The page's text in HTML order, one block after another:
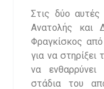
Στις δύο
Ανατολής και
Φραγκίσκος
για να στηρίξει
να ενθαρρύνει
στάδια του